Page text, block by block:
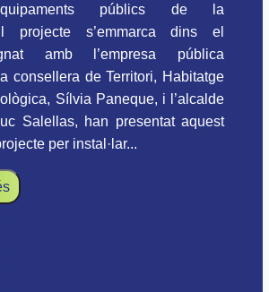
públics de la
projecte s’emmarca dins el
amb l’empresa pública
consellera de Territori, Habitatge
Sílvia Paneque, i l’alcalde
Salellas, han presentat aquest
per instal·lar...